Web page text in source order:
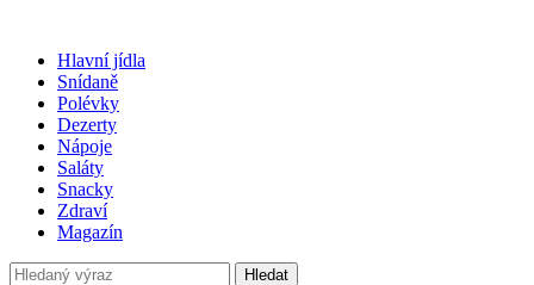
Hlavní jídla
Snídaně
Polévky
Dezerty
Nápoje
Saláty
Snacky
Zdraví
Magazín
Hledat